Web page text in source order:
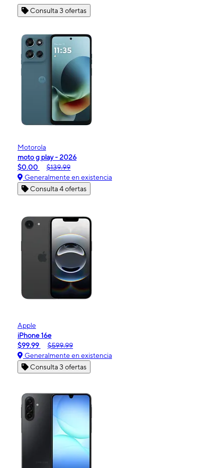
Consulta 3 ofertas
Motorola
moto g play - 2026
$0.00
$139.99
Generalmente en existencia
Consulta 4 ofertas
Apple
iPhone 16e
$99.99
$599.99
Generalmente en existencia
Consulta 3 ofertas